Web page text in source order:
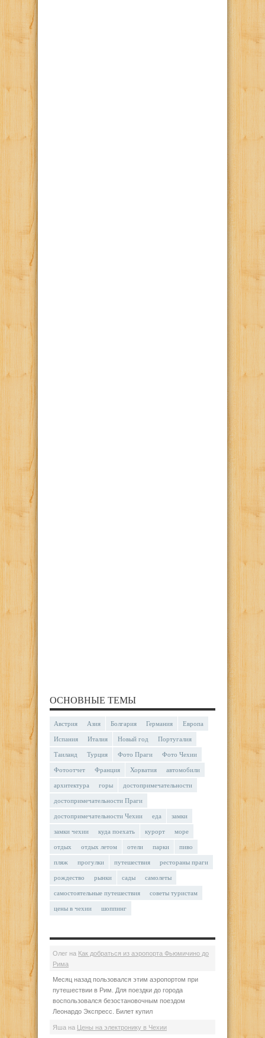
ОСНОВНЫЕ ТЕМЫ
Австрия Азия Болгария Германия Европа
Испания Италия Новый год Португалия
Таиланд Турция Фото Праги Фото Чехии
Фотоотчет Франция Хорватия автомобили
архитектура горы достопримечательности
достопримечательности Праги
достопримечательности Чехии еда замки
замки чехии куда поехать курорт море
отдых отдых летом отели парки пиво
пляж прогулки путешествия рестораны праги
рождество рынки сады самолеты
самостоятельные путешествия советы туристам
цены в чехии шоппинг
Олег на Как добраться из аэропорта Фьюмичино до
Рима
Месяц назад пользовался этим аэропортом при
путешествии в Рим. Для поездки до города
воспользовался безостановочным поездом
Леонардо Экспресс. Билет купил
Яша на Цены на электронику в Чехии